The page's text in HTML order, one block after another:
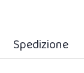
Spedizione